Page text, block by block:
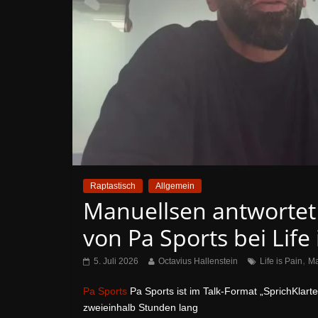
Raptastisch Allgemein
Manuellsen
von Pa Sports bei Life
5. Juli 2026 Octavius Hallenstein Life is Pain,
Pa Sports Pa Sports ist im Talk-Format
zweieinhalb Stunden lang